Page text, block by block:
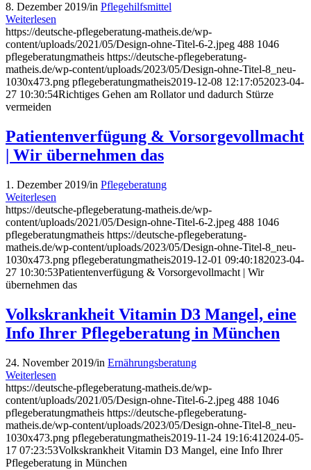
8. Dezember 2019/in Pflegehilfsmittel
Weiterlesen
https://deutsche-pflegeberatung-matheis.de/wp-
content/uploads/2021/05/Design-ohne-Titel-6-2.jpeg 488 1046
pflegeberatungmatheis https://deutsche-pflegeberatung-
matheis.de/wp-content/uploads/2023/05/Design-ohne-Titel-8_neu-
1030x473.png pflegeberatungmatheis2019-12-08 12:17:052023-04-
27 10:30:54Richtiges Gehen am Rollator und dadurch Stürze
vermeiden
Patientenverfügung & Vorsorgevollmacht
| Wir übernehmen das
1. Dezember 2019/in Pflegeberatung
Weiterlesen
https://deutsche-pflegeberatung-matheis.de/wp-
content/uploads/2021/05/Design-ohne-Titel-6-2.jpeg 488 1046
pflegeberatungmatheis https://deutsche-pflegeberatung-
matheis.de/wp-content/uploads/2023/05/Design-ohne-Titel-8_neu-
1030x473.png pflegeberatungmatheis2019-12-01 09:40:182023-04-
27 10:30:53Patientenverfügung & Vorsorgevollmacht | Wir
übernehmen das
Volkskrankheit Vitamin D3 Mangel, eine
Info Ihrer Pflegeberatung in München
24. November 2019/in Ernährungsberatung
Weiterlesen
https://deutsche-pflegeberatung-matheis.de/wp-
content/uploads/2021/05/Design-ohne-Titel-6-2.jpeg 488 1046
pflegeberatungmatheis https://deutsche-pflegeberatung-
matheis.de/wp-content/uploads/2023/05/Design-ohne-Titel-8_neu-
1030x473.png pflegeberatungmatheis2019-11-24 19:16:41 2024-05-
17 07:23:53Volkskrankheit Vitamin D3 Mangel, eine Info Ihrer
Pflegeberatung in München